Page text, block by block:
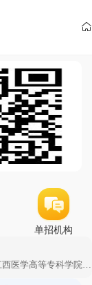

单招机构
线
2024江西全省单招44所公办考试内容 1、江西医学高等专科学院(上饶): 语文(100分)数学(100 分)综合素质(50 分)人体解剖(100分)生理(100分) 2、宜春幼儿师范高等专科院校(宜春): 语文(100分)数学